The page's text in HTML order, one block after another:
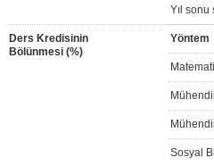
Yıl sonu
Ders Kredisinin
Bölünmesi (%)
Yöntem
Sosyal